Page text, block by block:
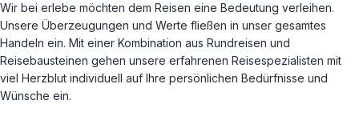
Wir bei erlebe möchten dem Reisen eine Bedeutung verleihen.
Unsere Überzeugungen und Werte fließen in unser gesamtes
Handeln ein. Mit einer Kombination aus Rundreisen und
Reisebausteinen gehen unsere erfahrenen Reisespezialisten mit
viel Herzblut individuell auf Ihre persönlichen Bedürfnisse und
Wünsche ein.